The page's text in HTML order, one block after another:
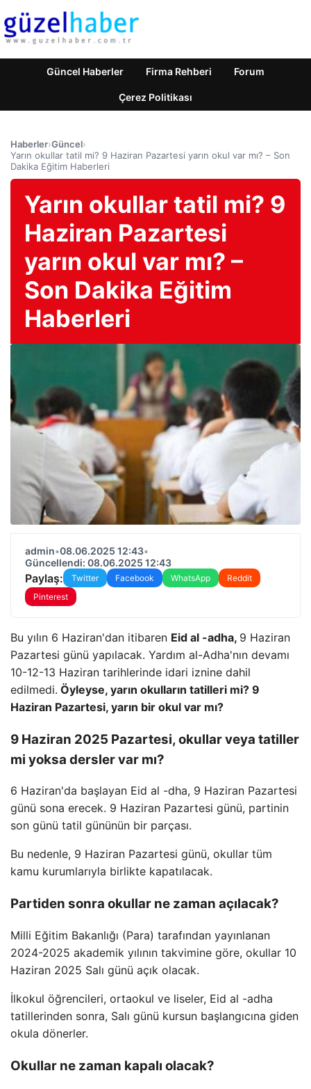
Güncel Haberler Firma Rehberi Forum
Çerez Politikası
Haberler›Güncel›
Yarın okullar tatil mi? 9 Haziran Pazartesi yarın okul var mı? – Son
Dakika Eğitim Haberleri
Yarın okullar tatil mi? 9
Haziran Pazartesi
yarın okul var mı? –
Son Dakika Eğitim
Haberleri
admin•08.06.2025 12:43•
Güncellendi: 08.06.2025 12:43
Paylaş: Twitter Facebook WhatsApp
Reddit
Pinterest
Bu yılın 6 Haziran'dan itibaren Eid al -adha, 9 Haziran
Pazartesi günü yapılacak. Yardım al-Adha'nın devamı
10-12-13 Haziran tarihlerinde idari iznine dahil
edilmedi. Öyleyse, yarın okulların tatilleri mi? 9
Haziran Pazartesi, yarın bir okul var mı?
9 Haziran 2025 Pazartesi, okullar veya tatiller
mi yoksa dersler var mı?
6 Haziran'da başlayan Eid al -dha, 9 Haziran Pazartesi
günü sona erecek. 9 Haziran Pazartesi günü, partinin
son günü tatil gününün bir parçası.
Bu nedenle, 9 Haziran Pazartesi günü, okullar tüm
kamu kurumlarıyla birlikte kapatılacak.
Partiden sonra okullar ne zaman açılacak?
Milli Eğitim Bakanlığı (Para) tarafından yayınlanan
2024-2025 akademik yılının takvimine göre, okullar 10
Haziran 2025 Salı günü açık olacak.
İlkokul öğrencileri, ortaokul ve liseler, Eid al -adha
tatillerinden sonra, Salı günü kursun başlangıcına giden
okula dönerler.
Okullar ne zaman kapalı olacak?